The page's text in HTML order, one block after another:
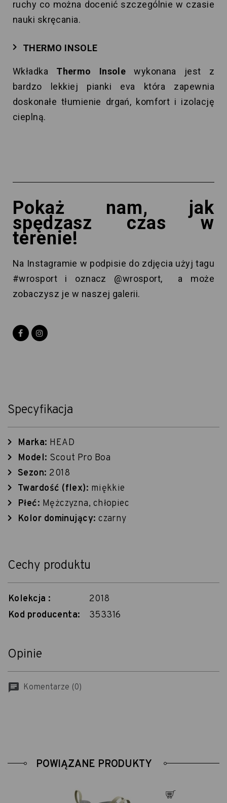
ruchy co można docenić szczególnie w czasie
nauki skręcania.
THERMO INSOLE
Wkładka Thermo Insole wykonana jest z
bardzo lekkiej pianki eva która zapewnia
doskonałe tłumienie drgań, komfort i izolację
cieplną.
Pokaż nam, jak
spędzasz czas w
terenie!
Na Instagramie w podpisie do zdjęcia użyj tagu
#wrosport i oznacz @wrosport, a może
zobaczysz je w naszej galerii.
Specyfikacja
Marka: HEAD
Model: Scout Pro Boa
Sezon: 2018
Twardość (flex): miękkie
Płeć: Mężczyzna, chłopiec
Kolor dominujący: czarny
Cechy produktu
Kolekcja :
2018
Kod producenta:
353316
Opinie
chat Komentarze (0)
POWIĄZANE PRODUKTY